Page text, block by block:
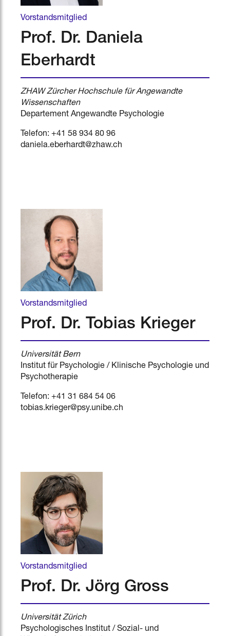
Vorstandsmitglied
Prof. Dr. Daniela
Eberhardt
ZHAW Zürcher Hochschule für Angewandte
Wissenschaften
Departement Angewandte Psychologie
Telefon: +41 58 934 80 96
daniela.eberhardt@zhaw.ch
Vorstandsmitglied
Prof. Dr. Tobias Krieger
Universität Bern
Institut für Psychologie / Klinische Psychologie und
Psychotherapie
Telefon: +41 31 684 54 06
tobias.krieger@psy.unibe.ch
Vorstandsmitglied
Prof. Dr. Jörg Gross
Universität Zürich
Psychologisches Institut / Sozial- und